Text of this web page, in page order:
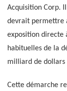
Acquisition Corp.
devrait permettre
exposition directe
habituelles de la
milliard de dollars
Cette démarche